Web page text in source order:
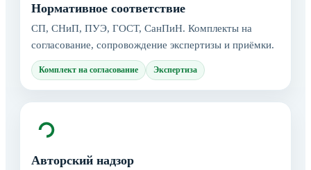
Нормативное соответствие
СП, СНиП, ПУЭ, ГОСТ, СанПиН. Комплекты на
согласование, сопровождение экспертизы и приёмки.
Комплект на согласование Экспертиза
Авторский надзор